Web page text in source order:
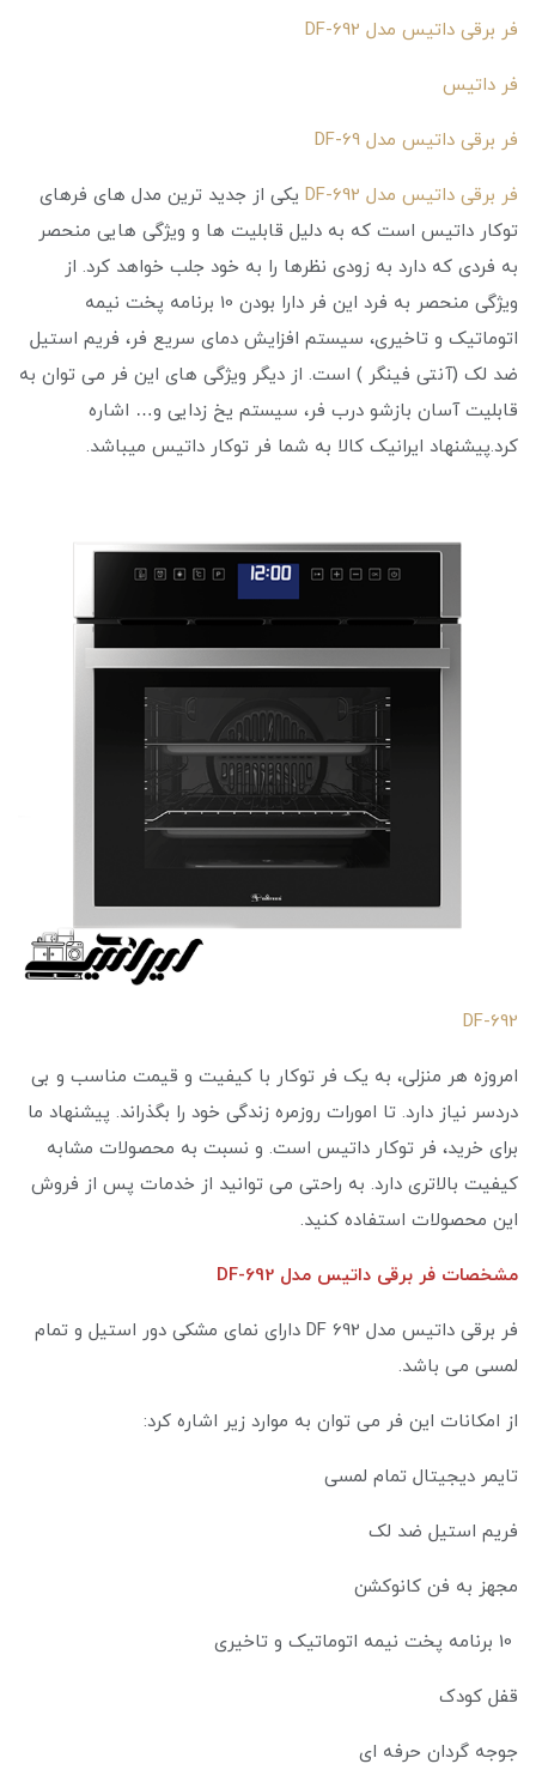
فر برقی داتیس مدل DF-692
فر داتيس
فر برقی داتیس مدل DF-69
فر برقی داتیس مدل DF-692
یکی از جدید ترین مدل های فرهای
توکار داتیس است که به دلیل قابلیت ها و ویژگی هایی منحصر
به فردی که دارد به زودی نظرها را به خود جلب خواهد کرد. از
ویژگی منحصر به فرد این فر دارا بودن 10 برنامه پخت نیمه
اتوماتیک و تاخیری، سیستم افزایش دمای سریع فر، فریم استیل
ضد لک (آنتی فینگر ) است. از دیگر ویژگی های این فر می توان به
قابلیت آسان بازشو درب فر، سیستم یخ زدایی و… اشاره
کرد.پیشنهاد ایرانیک کالا به شما فر توکار داتیس میباشد.
DF-692
امروزه هر منزلی، به یک فر توکار با کیفیت و قیمت مناسب و بی
دردسر نیاز دارد. تا امورات روزمره زندگی خود را بگذراند. پیشنهاد ما
برای خرید، فر توکار داتیس است. و نسبت به محصولات مشابه
کیفیت بالاتری دارد. به راحتی می توانید از خدمات پس از فروش
این محصولات استفاده کنید.
مشخصات فر برقی داتیس مدل DF-692
فر برقی داتیس مدل DF 692 دارای نمای مشکی دور استیل و تمام
لمسی می باشد.
از امکانات این فر می توان به موارد زیر اشاره کرد:
تایمر دیجیتال تمام لمسی
فریم استیل ضد لک
مجهز به فن کانوکشن
قفل کودک
جوجه گردان حرفه ای